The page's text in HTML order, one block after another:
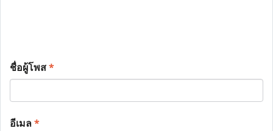
ชื่อผู้โพส*
อีเมล*